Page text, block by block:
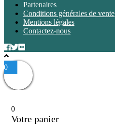
Partenaires
Conditions générales de vente
Mentions légales
Contactez-nous
0
0
Votre panier